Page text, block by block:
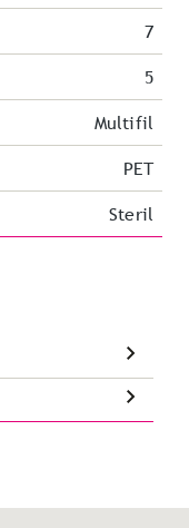
7
5
Multifil
PET
Steril